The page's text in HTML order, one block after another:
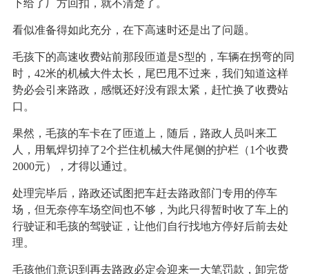
下给了厂方回扣，就不清楚了。
看似准备得如此充分，在下高速时还是出了问题。
毛孩下的高速收费站前那段匝道是S型的，车辆在拐弯的同
时，42米的机械大件太长，尾巴甩不过来，我们知道这样
势必会引来路政，感慨还好没有跟太紧，赶忙换了收费站
口。
果然，毛孩的车卡在了匝道上，随后，路政人员叫来工
人，用氧焊切掉了2个拦住机械大件尾侧的护栏（1个收费
2000元），才得以通过。
处理完毕后，路政还试图把车赶去路政部门专用的停车
场，但无奈停车场空间也不够，为此只得暂时收了车上的
行驶证和毛孩的驾驶证，让他们自行找地方停好后前去处
理。
毛孩他们意识到再去路政必定会迎来一大笔罚款，卸完货